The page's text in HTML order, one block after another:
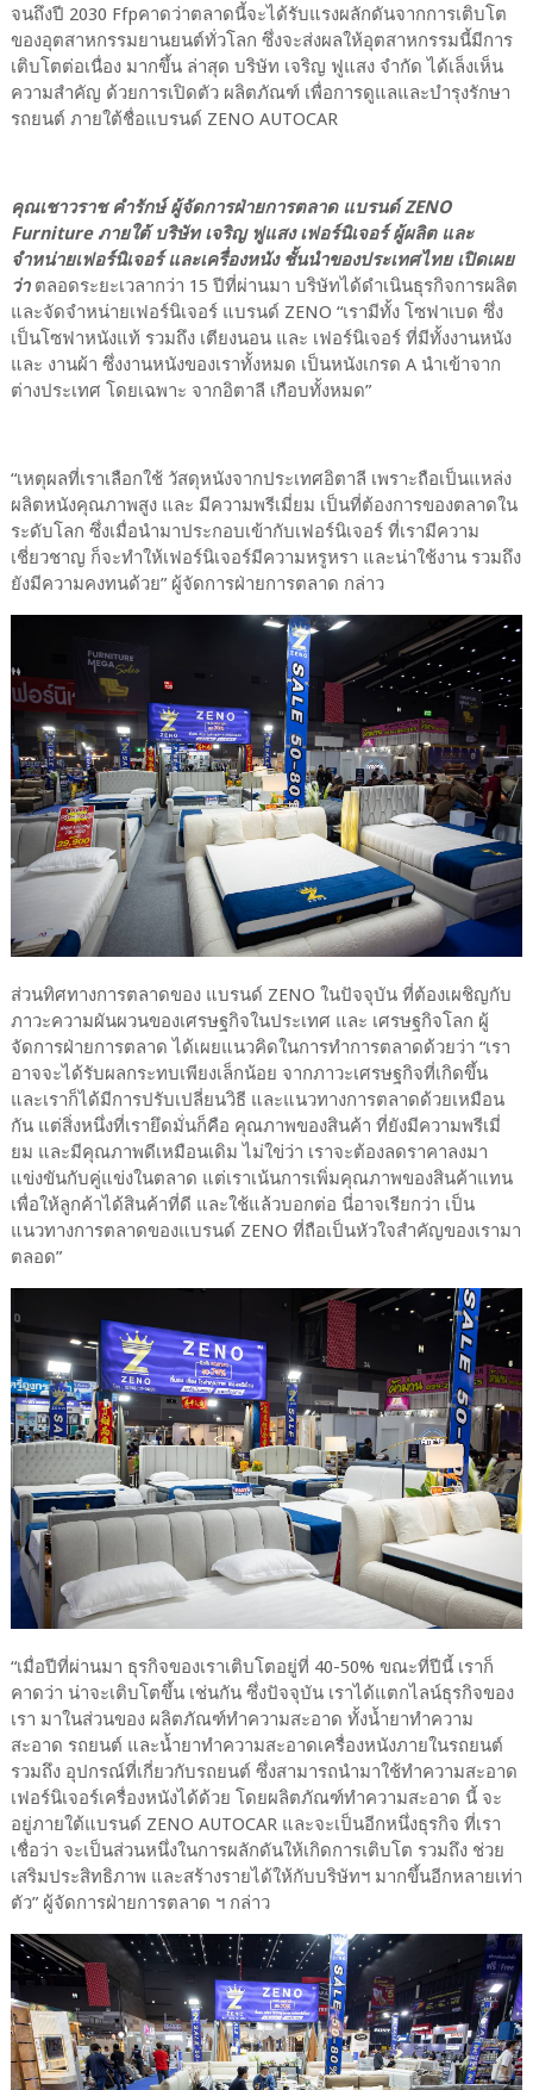
จนถึงปี 2030 Ffpคาดว่าตลาดนี้จะได้รับแรงผลักดันจากการเติบโต
ของอุตสาหกรรมยานยนต์ทั่วโลก ซึ่งจะส่งผลให้อุตสาหกรรมนี้มีการ
เติบโตต่อเนื่อง มากขึ้น ล่าสุด บริษัท เจริญ ฟูแสง จำกัด ได้เล็งเห็น
ความสำคัญ ด้วยการเปิดตัว ผลิตภัณฑ์ เพื่อการดูแลและบำรุงรักษา
รถยนต์ ภายใต้ชื่อแบรนด์ ZENO AUTOCAR
คุณเชาวราช คำรักษ์ ผู้จัดการฝ่ายการตลาด แบรนด์ ZENO
Furniture ภายใต้ บริษัท เจริญ ฟูแสง เฟอร์นิเจอร์ ผู้ผลิต และ
จำหน่ายเฟอร์นิเจอร์ และเครื่องหนัง ชั้นนำของประเทศไทย เปิดเผย
ว่าตลอดระยะเวลากว่า 15 ปีที่ผ่านมา บริษัทได้ดำเนินธุรกิจการผลิต
และจัดจำหน่ายเฟอร์นิเจอร์ แบรนด์ ZENO “เรามีทั้ง โซฟาเบด ซึ่ง
เป็นโซฟาหนังแท้ รวมถึง เตียงนอน และ เฟอร์นิเจอร์ ที่มีทั้งงานหนัง
และ งานผ้า ซึ่งงานหนังของเราทั้งหมด เป็นหนังเกรด A นำเข้าจาก
ต่างประเทศ โดยเฉพาะ จากอิตาลี เกือบทั้งหมด”
“เหตุผลที่เราเลือกใช้ วัสดุหนังจากประเทศอิตาลี เพราะถือเป็นแหล่ง
ผลิตหนังคุณภาพสูง และ มีความพรีเมี่ยม เป็นที่ต้องการของตลาดใน
ระดับโลก ซึ่งเมื่อนำมาประกอบเข้ากับเฟอร์นิเจอร์ ที่เรามีความ
เชี่ยวชาญ ก็จะทำให้เฟอร์นิเจอร์มีความหรูหรา และน่าใช้งาน รวมถึง
ยังมีความคงทนด้วย” ผู้จัดการฝ่ายการตลาด กล่าว
ส่วนทิศทางการตลาดของ แบรนด์ ZENO ในปัจจุบัน ที่ต้องเผชิญกับ
ภาวะความผันผวนของเศรษฐกิจในประเทศ และ เศรษฐกิจโลก ผู้
จัดการฝ่ายการตลาด ได้เผยแนวคิดในการทำการตลาดด้วยว่า “เรา
อาจจะได้รับผลกระทบเพียงเล็กน้อย จากภาวะเศรษฐกิจที่เกิดขึ้น
และเราก็ได้มีการปรับเปลี่ยนวิธี และแนวทางการตลาดด้วยเหมือน
กัน แต่สิ่งหนึ่งที่เรายึดมั่นก็คือ คุณภาพของสินค้า ที่ยังมีความพรีเมี่
ยม และมีคุณภาพดีเหมือนเดิม ไม่ใข่ว่า เราจะต้องลดราคาลงมา
แข่งขันกับคู่แข่งในตลาด แต่เราเน้นการเพิ่มคุณภาพของสินค้าแทน
เพื่อให้ลูกค้าได้สินค้าที่ดี และใช้แล้วบอกต่อ นี่อาจเรียกว่า เป็น
แนวทางการตลาดของแบรนด์ ZENO ที่ถือเป็นหัวใจสำคัญของเรามา
ตลอด”
“เมื่อปีที่ผ่านมา ธุรกิจของเราเติบโตอยู่ที่ 40-50% ขณะที่ปีนี้ เราก็
คาดว่า น่าจะเติบโตขึ้น เช่นกัน ซึ่งปัจจุบัน เราได้แตกไลน์ธุรกิจของ
เรา มาในส่วนของ ผลิตภัณฑ์ทำความสะอาด ทั้งน้ำยาทำความ
สะอาด รถยนต์ และน้ำยาทำความสะอาดเครื่องหนังภายในรถยนต์
รวมถึง อุปกรณ์ที่เกี่ยวกับรถยนต์ ซึ่งสามารถนำมาใช้ทำความสะอาด
เฟอร์นิเจอร์เครื่องหนังได้ด้วย โดยผลิตภัณฑ์ทำความสะอาด นี้ จะ
อยู่ภายใต้แบรนด์ ZENO AUTOCAR และจะเป็นอีกหนึ่งธุรกิจ ที่เรา
เชื่อว่า จะเป็นส่วนหนึ่งในการผลักดันให้เกิดการเติบโต รวมถึง ช่วย
เสริมประสิทธิภาพ และสร้างรายได้ให้กับบริษัทฯ มากขึ้นอีกหลายเท่า
ตัว” ผู้จัดการฝ่ายการตลาด ฯ กล่าว